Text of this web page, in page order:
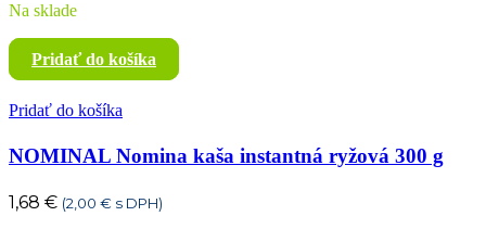
Na sklade
Pridať do košíka
Pridať do košíka
NOMINAL Nomina kaša instantná ryžová 300 g
1,68 € (2,00 € s DPH)